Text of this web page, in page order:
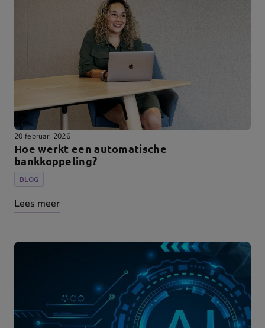
20 februari 2026
Hoe werkt een automatische
bankkoppeling?
BLOG
Lees meer